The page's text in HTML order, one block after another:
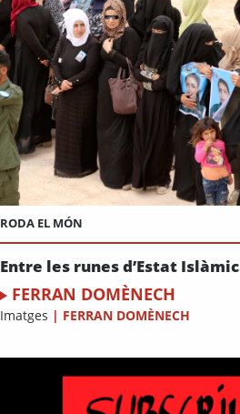
RODA EL MÓN
Entre les runes d’Estat Islàmic
FERRAN DOMÈNECH
Imatges | FERRAN DOMÈNECH